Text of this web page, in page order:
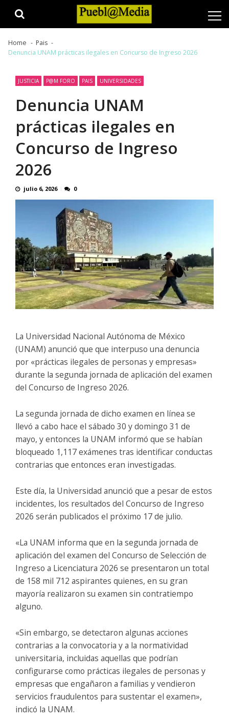
Home
Pais
Denuncia UNAM prácticas ilegales en Concurso de Ingreso 2026
JUSTICIA P@M FORO PAIS UNIVERSIDADES
Denuncia UNAM
prácticas ilegales en
Concurso de Ingreso
2026
julio 6, 2026 0
La Universidad Nacional Autónoma de México
(UNAM) anunció que que interpuso una denuncia
por «prácticas ilegales de personas y empresas»
durante la segunda jornada de aplicación del examen
del Concurso de Ingreso 2026.
La segunda jornada de dicho examen en línea se
llevó a cabo hace el sábado 30 y domingo 31 de
mayo, y entonces la UNAM informó que se habían
bloqueado 1,117 exámenes tras identificar conductas
contrarias que entonces eran investigadas.
Este día, la Universidad anunció que a pesar de estos
incidentes, los resultados del Concurso de Ingreso
2026 serán publicados el próximo 17 de julio.
«La UNAM informa que en la segunda jornada de
aplicación del examen del Concurso de Selección de
Ingreso a Licenciatura 2026 se presentaron un total
de 158 mil 712 aspirantes quienes, en su gran
mayoría realizaron su examen sin contratiempo
alguno.
«Sin embargo, se detectaron algunas acciones
contrarias a la convocatoria y a la normatividad
universitaria, incluidas aquellas que podrían
configurarse como prácticas ilegales de personas y
empresas que engañaron a familias y vendieron
servicios fraudulentos para sustentar el examen»,
indicó la UNAM.